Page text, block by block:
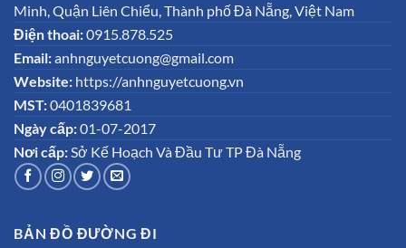
Minh, Quận Liên Chiểu, Thành phố Đà Nẵng, Việt Nam
Điện thoai:0915.878.525
Email:anhnguyetcuong@gmail.com
Website: https://anhnguyetcuong.vn
MST:0401839681
Ngày cấp:01-07-2017
Nơi cấp: Sở Kế Hoạch Và Đầu Tư TP Đà Nẵng
BẢN ĐỒ ĐƯỜNG ĐI